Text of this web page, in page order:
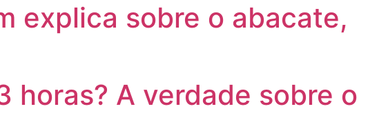
explica sobre o abacate,
horas? A verdade sobre o